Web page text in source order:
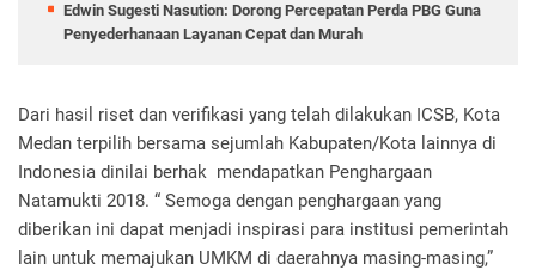
Edwin Sugesti Nasution: Dorong Percepatan Perda PBG Guna
Penyederhanaan Layanan Cepat dan Murah
Dari hasil riset dan verifikasi yang telah dilakukan ICSB, Kota
Medan terpilih bersama sejumlah Kabupaten/Kota lainnya di
Indonesia dinilai berhak mendapatkan Penghargaan
Natamukti 2018. “ Semoga dengan penghargaan yang
diberikan ini dapat menjadi inspirasi para institusi pemerintah
lain untuk memajukan UMKM di daerahnya masing-masing,”